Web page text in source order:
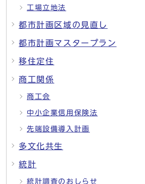
工場立地法
都市計画区域の見直し
都市計画マスタープラン
移住定住
商工関係
商工会
中小企業信用保険法
先端設備導入計画
多文化共生
統計
統計調査のおしらせ